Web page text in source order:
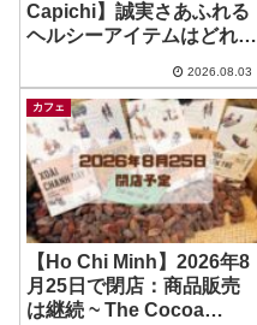
Capichi】誠実さあふれる
ヘルシーアイテムはどれも
2026.08.03
カフェ
【Ho Chi Minh】2026年8
月25日で閉店：商品販売
は継続 ~ The Cocoa